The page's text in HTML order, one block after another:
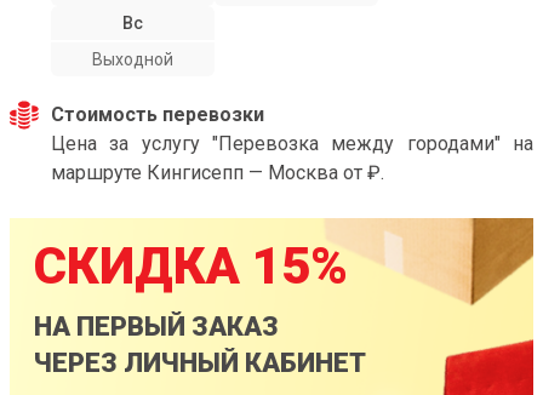
Вс
Выходной
Стоимость перевозки
Цена за услугу "Перевозка между городами" на
маршруте Кингисепп — Москва от ₽.
СКИДКА 15%
НА ПЕРВЫЙ ЗАКАЗ
ЧЕРЕЗ ЛИЧНЫЙ КАБИНЕТ